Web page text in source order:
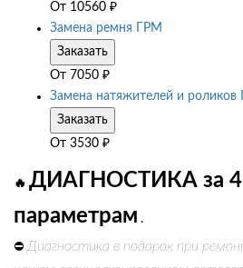
От 10560 ₽
Замена ремня ГРМ
Заказать
От 7050 ₽
Замена натяжителей и роликов
Заказать
От 3530 ₽
🔥 ДИАГНОСТИКА за
параметрам .
⛔ Диагностика в подарок при